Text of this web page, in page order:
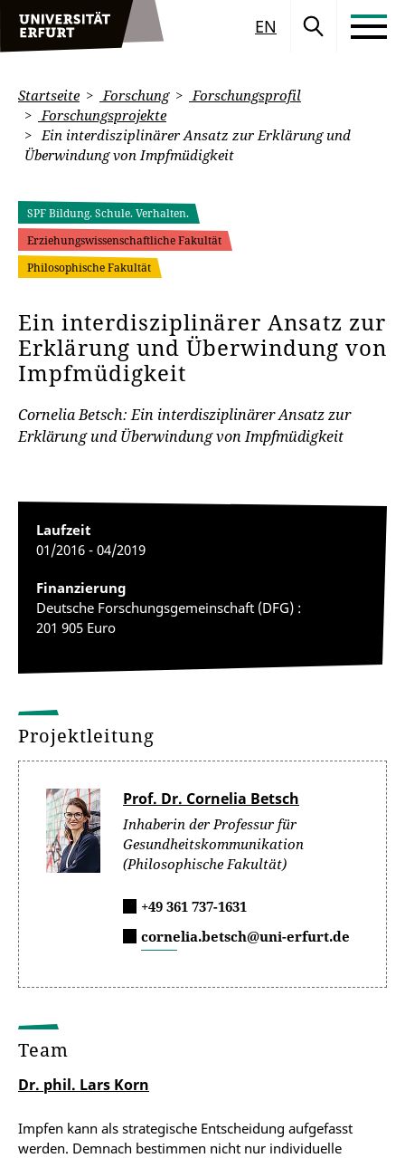
EN
Startseite Forschung
Forschungsprofil
Forschungsprojekte
Ein interdisziplinärer Ansatz zur Erklärung und
Überwindung von Impfmüdigkeit
SPF Bildung. Schule. Verhalten.
Erziehungswissenschaftliche Fakultät
Philosophische Fakultät
Ein interdisziplinärer Ansatz zur
Erklärung und Überwindung von
Impfmüdigkeit
Cornelia Betsch: Ein interdisziplinärer Ansatz zur
Erklärung und Überwindung von Impfmüdigkeit
Laufzeit
01/2016 - 04/2019
Finanzierung
Deutsche Forschungsgemeinschaft (DFG) :
201 905 Euro
Projektleitung
Prof. Dr. Cornelia Betsch
Inhaberin der Professur für
Gesundheitskommunikation
(Philosophische Fakultät)
+49 361 737-1631
cornelia.betsch@uni-erfurt.de
Team
Dr. phil. Lars Korn
Impfen kann als strategische Entscheidung aufgefasst
werden. Demnach bestimmen nicht nur individuelle